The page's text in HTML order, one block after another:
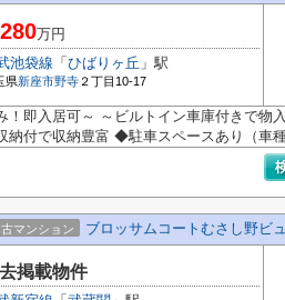
万円
池袋線 「 ひばりヶ丘 」駅
県新座市野寺 ２丁目10-17
！即入居可～ ～ビルトイン車庫付きで
納付で収納豊富 ◆駐車スペースあり（車
マンション ブロッサムコートむさし野ビ
掲載物件